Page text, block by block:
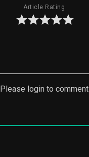
Article Rating
Please login to comment